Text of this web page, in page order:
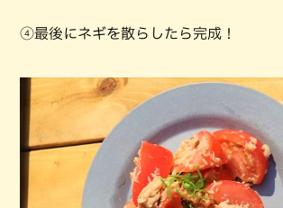
④最後にネギを散らしたら完成！